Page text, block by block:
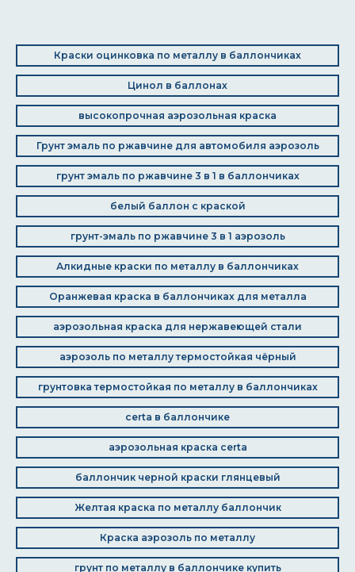
Краски оцинковка по металлу в баллончиках
Цинол в баллонах
высокопрочная аэрозольная краска
Грунт эмаль по ржавчине для автомобиля аэрозоль
грунт эмаль по ржавчине 3 в 1 в баллончиках
белый баллон с краской
грунт-эмаль по ржавчине 3 в 1 аэрозоль
Алкидные краски по металлу в баллончиках
Оранжевая краска в баллончиках для металла
аэрозольная краска для нержавеющей стали
аэрозоль по металлу термостойкая чёрный
грунтовка термостойкая по металлу в баллончиках
certa в баллончике
аэрозольная краска certa
баллончик черной краски глянцевый
Желтая краска по металлу баллончик
Краска аэрозоль по металлу
грунт по металлу в баллончике купить